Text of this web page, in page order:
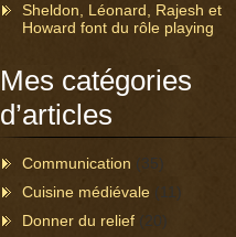
Sheldon, Léonard, Rajesh et
Howard font du rôle playing
Mes catégories
d’articles
Communication (35)
Cuisine médiévale (11)
Donner du relief (20)